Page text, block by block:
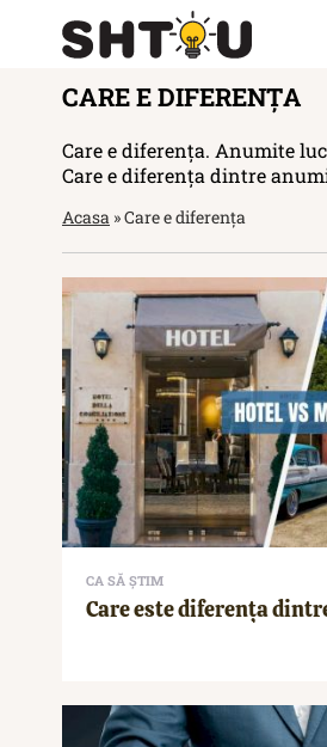
CARE E DIFERENȚA
Care e diferența. Anumite
Care e diferența dintre
Acasa »Care e diferența
CA SĂ ȘTIM
Care este diferența